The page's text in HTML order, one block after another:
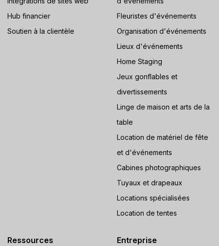
Hub financier
Soutien à la clientèle
Fleuristes d'événements
Organisation d'événements
Lieux d'événements
Home Staging
Jeux gonflables et
divertissements
Linge de maison et arts de la
table
Location de matériel de fête
et d'événements
Cabines photographiques
Tuyaux et drapeaux
Locations spécialisées
Location de tentes
Ressources Entreprise